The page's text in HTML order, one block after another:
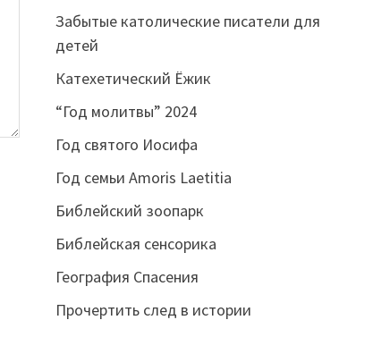
Забытые католические писатели для
детей
Катехетический Ёжик
“Год молитвы” 2024
Год святого Иосифа
Год семьи Amoris Laetitia
Библейский зоопарк
Библейская сенсорика
География Спасения
Прочертить след в истории